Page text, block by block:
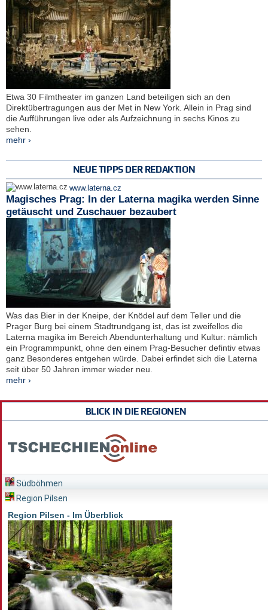
Etwa 30 Filmtheater im ganzen Land beteiligen sich an den
Direktübertragungen aus der Met in New York. Allein in Prag sind
die Aufführungen live oder als Aufzeichnung in sechs Kinos zu
sehen.
mehr ›
NEUE TIPPS DER REDAKTION
www.laterna.cz
Magisches Prag: In der Laterna magika werden Sinne
getäuscht und Zuschauer bezaubert
Was das Bier in der Kneipe, der Knödel auf dem Teller und die
Prager Burg bei einem Stadtrundgang ist, das ist zweifellos die
Laterna magika im Bereich Abendunterhaltung und Kultur: nämlich
ein Programmpunkt, ohne den einem Prag-Besucher defintiv etwas
ganz Besonderes entgehen würde. Dabei erfindet sich die Laterna
seit über 50 Jahren immer wieder neu.
mehr ›
BLICK IN DIE REGIONEN
Südböhmen
Region Pilsen
Region Pilsen - Im Überblick